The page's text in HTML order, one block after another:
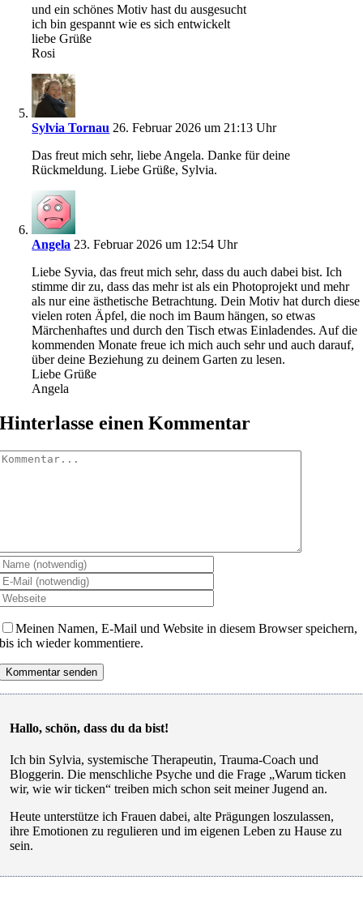
und ein schönes Motiv hast du ausgesucht
ich bin gespannt wie es sich entwickelt
liebe Grüße
Rosi
Sylvia Tornau 26. Februar 2026 um 21:13 Uhr
Das freut mich sehr, liebe Angela. Danke für deine
Rückmeldung. Liebe Grüße, Sylvia.
Angela 23. Februar 2026 um 12:54 Uhr
Liebe Syvia, das freut mich sehr, dass du auch dabei bist. Ich
stimme dir zu, dass das mehr ist als ein Photoprojekt und mehr
als nur eine ästhetische Betrachtung. Dein Motiv hat durch diese
vielen roten Äpfel, die noch im Baum hängen, so etwas
Märchenhaftes und durch den Tisch etwas Einladendes. Auf die
kommenden Monate freue ich mich auch sehr und auch darauf,
über deine Beziehung zu deinem Garten zu lesen.
Liebe Grüße
Angela
Hinterlasse einen Kommentar
Meinen Namen, E-Mail und Website in diesem Browser speichern,
bis ich wieder kommentiere.
Hallo, schön, dass du da bist!
Ich bin Sylvia, systemische Therapeutin, Trauma-Coach und
Bloggerin. Die menschliche Psyche und die Frage „Warum ticken
wir, wie wir ticken“ treiben mich schon seit meiner Jugend an.
Heute unterstütze ich Frauen dabei, alte Prägungen loszulassen,
ihre Emotionen zu regulieren und im eigenen Leben zu Hause zu
sein.